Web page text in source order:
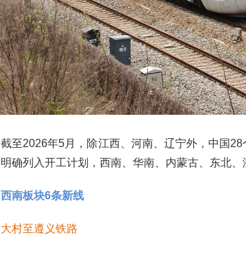
截至2026年5月，除江西、河南、辽宁外，中国
明确列入开工计划，西南、华南、内蒙古、东北、
西南板块6条新线
大村至遵义铁路